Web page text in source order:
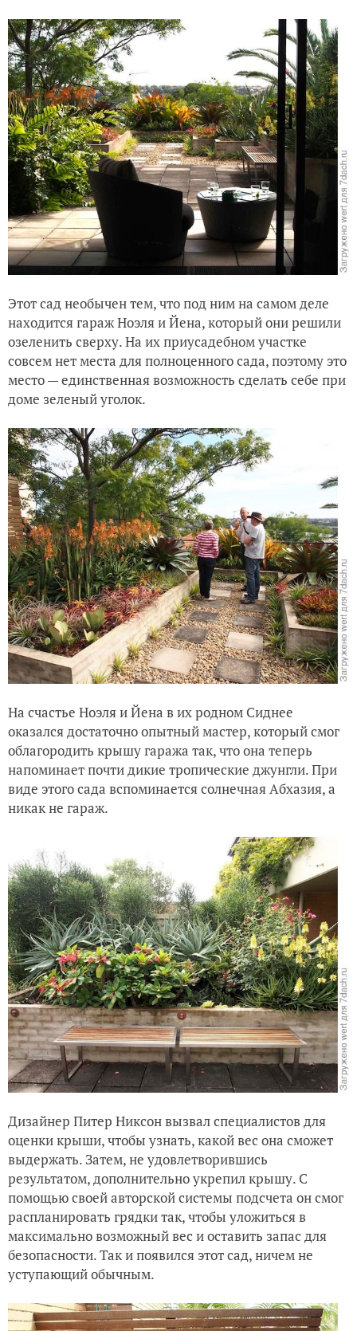
Этот сад необычен тем, что под ним на самом деле
находится гараж Ноэля и Йена, который они решили
озеленить сверху. На их приусадебном участке
совсем нет места для полноценного сада, поэтому это
место — единственная возможность сделать себе при
доме зеленый уголок.
На счастье Ноэля и Йена в их родном Сиднее
оказался достаточно опытный мастер, который смог
облагородить крышу гаража так, что она теперь
напоминает почти дикие тропические джунгли. При
виде этого сада вспоминается солнечная Абхазия, а
никак не гараж.
Дизайнер Питер Никсон вызвал специалистов для
оценки крыши, чтобы узнать, какой вес она сможет
выдержать. Затем, не удовлетворившись
результатом, дополнительно укрепил крышу. С
помощью своей авторской системы подсчета он смог
распланировать грядки так, чтобы уложиться в
максимально возможный вес и оставить запас для
безопасности. Так и появился этот сад, ничем не
уступающий обычным.